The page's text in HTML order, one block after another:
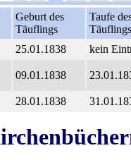
Geburt des
Täuflings
Taufe
Täuflings
25.01.1838 kein
09.01.1838
28.01.1838